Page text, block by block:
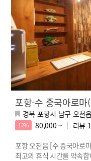
포항-수 중국아로마
경북 포항시 남구 오천
12% 80,000 ~ 리뷰
포항 오천읍 [수 중국아로
최고의 휴식 시간을 약속